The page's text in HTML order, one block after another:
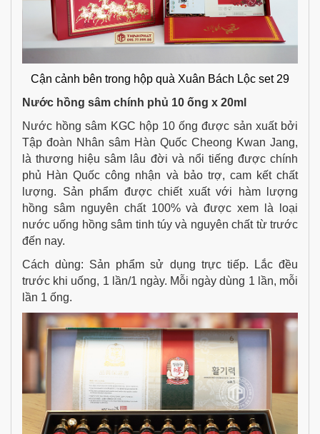
Cận cảnh bên trong hộp quà Xuân Bách Lộc set 29
Nước hồng sâm chính phủ 10 ống x 20ml
Nước hồng sâm KGC hộp 10 ống được sản xuất bởi
Tập đoàn Nhân sâm Hàn Quốc Cheong Kwan Jang,
là thương hiệu sâm lâu đời và nổi tiếng được chính
phủ Hàn Quốc công nhận và bảo trợ, cam kết chất
lượng. Sản phẩm được chiết xuất với hàm lượng
hồng sâm nguyên chất 100% và được xem là loại
nước uống hồng sâm tinh túy và nguyên chất từ trước
đến nay.
Cách dùng: Sản phẩm sử dụng trực tiếp. Lắc đều
trước khi uống, 1 lần/1 ngày. Mỗi ngày dùng 1 lần, mỗi
lần 1 ống.